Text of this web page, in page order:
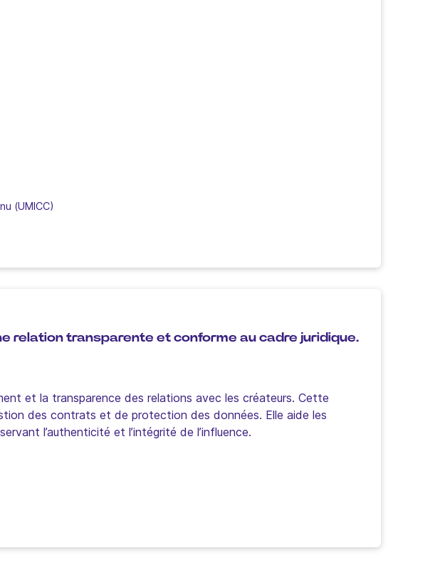
(UMICC)
relation transparente et conforme au cadre juridique.
et la transparence des relations avec les créateurs. Cette
des contrats et de protection des données. Elle aide les
l’authenticité et l’intégrité de l’influence.